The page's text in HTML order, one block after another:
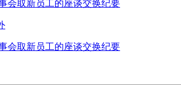
会取新员工的座谈交换纪要
会取新员工的座谈交换纪要